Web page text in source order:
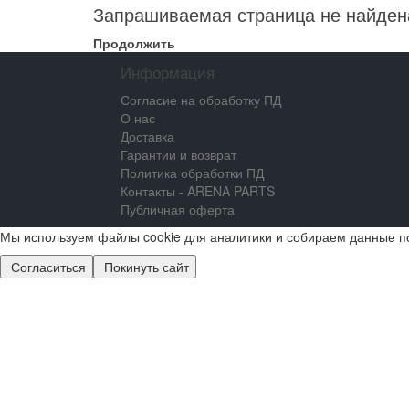
Запрашиваемая страница не
Продолжить
Информация
Согласие на обработку ПД
О нас
Доставка
Гарантии и возврат
Политика обработки ПД
Контакты - ARENA PARTS
Публичная оферта
Мы используем файлы cookie для аналитики и собираем данные
Согласиться
Покинуть сайт